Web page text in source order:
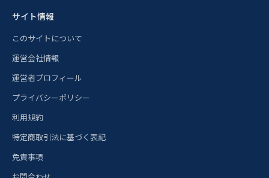
サイト情報
このサイトについて
運営会社情報
運営者プロフィール
プライバシーポリシー
利用規約
特定商取引法に基づく表記
免責事項